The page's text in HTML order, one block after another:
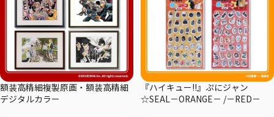
額装高精細複製原画・額装高精細
デジタルカラー
『ハイキュー!!』ぷにジャン
☆SEAL－ORANGE－ /－RED－